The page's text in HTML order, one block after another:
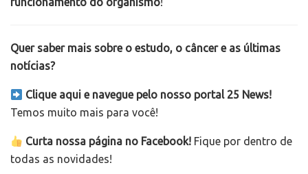
Quer saber mais sobre o estudo, o câncer e as últimas
notícias?
Clique aqui e navegue pelo nosso portal 25 News!
Temos muito mais para você!
Curta nossa página no Facebook! Fique por dentro de
todas as novidades!